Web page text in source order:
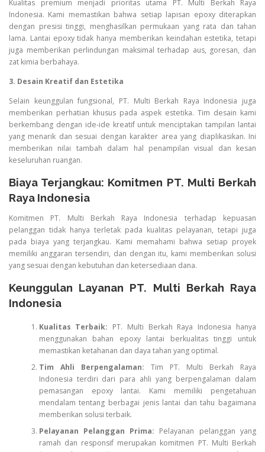
Kualitas premium menjadi prioritas utama PT. Multi Berkah Raya
Indonesia. Kami memastikan bahwa setiap lapisan epoxy diterapkan
dengan presisi tinggi, menghasilkan permukaan yang rata dan tahan
lama. Lantai epoxy tidak hanya memberikan keindahan estetika, tetapi
juga memberikan perlindungan maksimal terhadap aus, goresan, dan
zat kimia berbahaya.
3. Desain Kreatif dan Estetika
Selain keunggulan fungsional, PT. Multi Berkah Raya Indonesia juga
memberikan perhatian khusus pada aspek estetika. Tim desain kami
berkembang dengan ide-ide kreatif untuk menciptakan tampilan lantai
yang menarik dan sesuai dengan karakter area yang diaplikasikan. Ini
memberikan nilai tambah dalam hal penampilan visual dan kesan
keseluruhan ruangan.
Biaya Terjangkau: Komitmen PT. Multi Berkah
Raya Indonesia
Komitmen PT. Multi Berkah Raya Indonesia terhadap kepuasan
pelanggan tidak hanya terletak pada kualitas pelayanan, tetapi juga
pada biaya yang terjangkau. Kami memahami bahwa setiap proyek
memiliki anggaran tersendiri, dan dengan itu, kami memberikan solusi
yang sesuai dengan kebutuhan dan ketersediaan dana.
Keunggulan Layanan PT. Multi Berkah Raya
Indonesia
Kualitas Terbaik: PT. Multi Berkah Raya Indonesia hanya
menggunakan bahan epoxy lantai berkualitas tinggi untuk
memastikan ketahanan dan daya tahan yang optimal.
Tim Ahli Berpengalaman: Tim PT. Multi Berkah Raya
Indonesia terdiri dari para ahli yang berpengalaman dalam
pemasangan epoxy lantai. Kami memiliki pengetahuan
mendalam tentang berbagai jenis lantai dan tahu bagaimana
memberikan solusi terbaik.
Pelayanan Pelanggan Prima: Pelayanan pelanggan yang
ramah dan responsif merupakan komitmen PT. Multi Berkah